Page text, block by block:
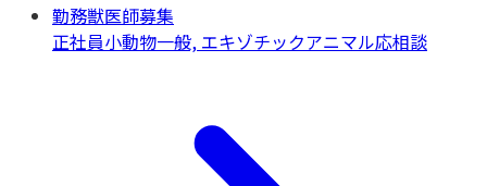
勤務獣医師募集
正社員小動物一般, エキゾチックアニマル応相談